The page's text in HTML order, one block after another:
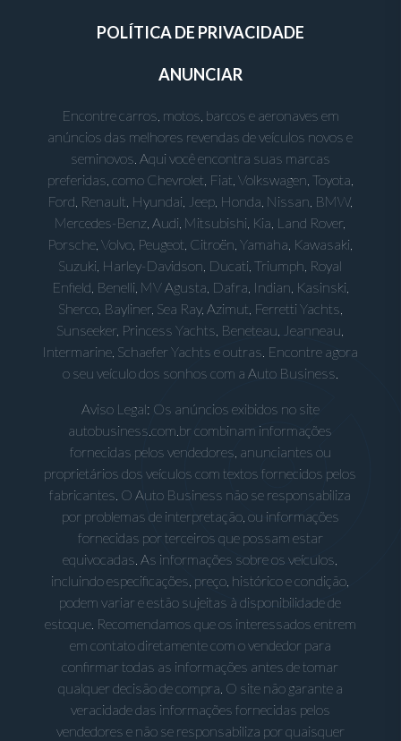
POLÍTICA DE PRIVACIDADE
ANUNCIAR
Encontre carros, motos, barcos e aeronaves em
anúncios das melhores revendas de veículos novos e
seminovos. Aqui você encontra suas marcas
preferidas, como Chevrolet, Fiat, Volkswagen, Toyota,
Ford, Renault, Hyundai, Jeep, Honda, Nissan, BMW,
Mercedes-Benz, Audi, Mitsubishi, Kia, Land Rover,
Porsche, Volvo, Peugeot, Citroën, Yamaha, Kawasaki,
Suzuki, Harley-Davidson, Ducati, Triumph, Royal
Enfield, Benelli, MV Agusta, Dafra, Indian, Kasinski,
Sherco, Bayliner, Sea Ray, Azimut, Ferretti Yachts,
Sunseeker, Princess Yachts, Beneteau, Jeanneau,
Intermarine, Schaefer Yachts e outras. Encontre agora
o seu veículo dos sonhos com a Auto Business.
Aviso Legal: Os anúncios exibidos no site
autobusiness.com.br combinam informações
fornecidas pelos vendedores, anunciantes ou
proprietários dos veículos com textos fornecidos pelos
fabricantes. O Auto Business não se responsabiliza
por problemas de interpretação, ou informações
fornecidas por terceiros que possam estar
equivocadas. As informações sobre os veículos,
incluindo especificações, preço, histórico e condição,
podem variar e estão sujeitas à disponibilidade de
estoque. Recomendamos que os interessados entrem
em contato diretamente com o vendedor para
confirmar todas as informações antes de tomar
qualquer decisão de compra. O site não garante a
veracidade das informações fornecidas pelos
vendedores e não se responsabiliza por quaisquer